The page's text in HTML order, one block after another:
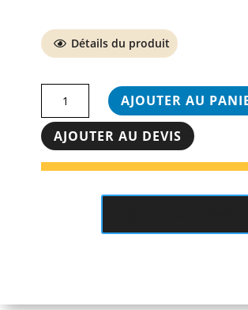
Détails du produit
PEDALO
SPRING
BOARD
AJOUTER AU
AJOUTER AU DEVIS